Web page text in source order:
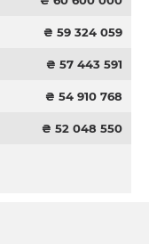
₴ 59 324 059
₴ 57 443 591
₴ 54 910 768
₴ 52 048 550